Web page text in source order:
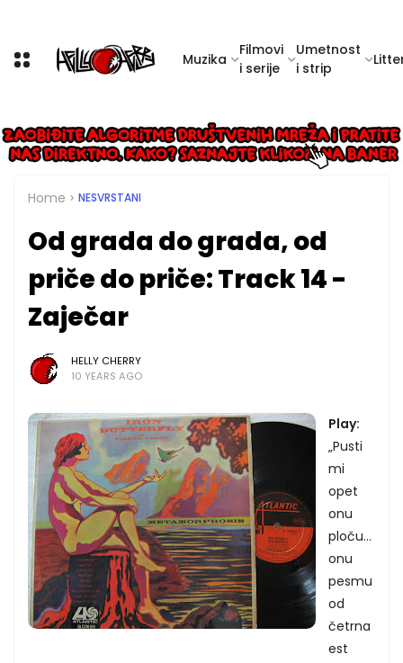
Muzika
Filmovi
i serije
Umetnost
i strip
Home NESVRSTANI
Od grada do grada, od
priče do priče: Track 14 -
Zaječar
HELLY CHERRY
10 YEARS AGO
Play:
„Pusti
mi
opet
onu
ploču...
onu
pesmu
od
četrna
est